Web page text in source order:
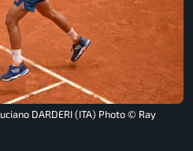
DARDERI (ITA) Photo © Ray